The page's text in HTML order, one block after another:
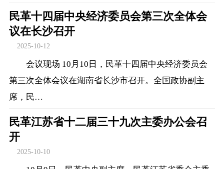
民革十四届中央经济委员会第三次全体会
议在长沙召开
2025-10-12
会议现场 10月10日，民革十四届中央经济委员会
第三次全体会议在湖南省长沙市召开。全国政协副主
席，民…
民革江苏省十二届三十九次主委办公会召
开
2025-10-10